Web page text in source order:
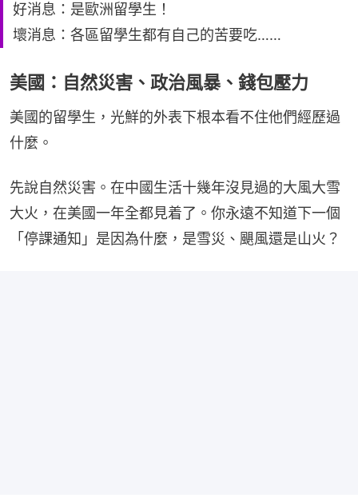
好消息：是歐洲留學生！
壞消息：各區留學生都有自己的苦要吃……
美國：自然災害、政治風暴、錢包壓力
美國的留學生，光鮮的外表下根本看不住他們經歷過
什麼。
先說自然災害。在中國生活十幾年沒見過的大風大雪
大火，在美國一年全都見着了。你永遠不知道下一個
「停課通知」是因為什麼，是雪災、颶風還是山火？